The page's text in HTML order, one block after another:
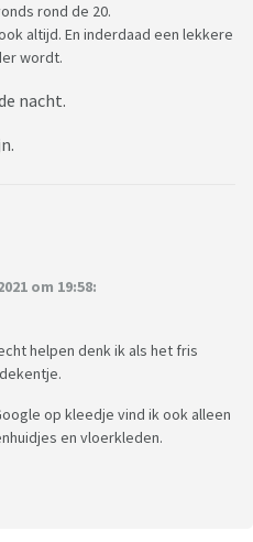
rond de 20.
altijd. En inderdaad een lekkere
wordt.
nacht.
om 19:58:
helpen denk ik als het fris
op kleedje vind ik ook alleen
en vloerkleden.